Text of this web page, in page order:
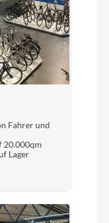
Fahrer und
20.000qm
Lager